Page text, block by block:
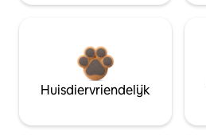
Huisdiervriendelijk